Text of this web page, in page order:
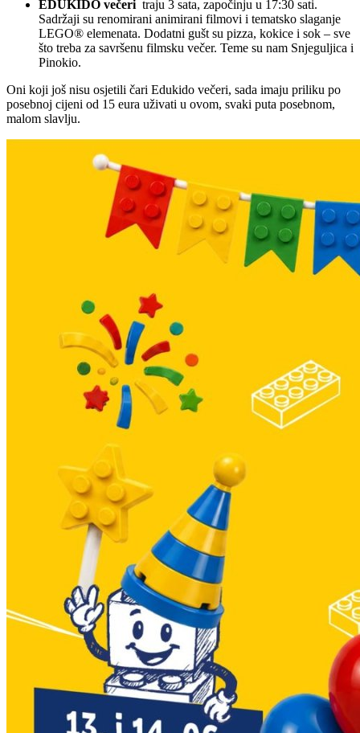
EDUKIDO večeri traju 3 sata, započinju u 17:30 sati.
Sadržaji su renomirani animirani filmovi i tematsko slaganje
LEGO® elemenata. Dodatni gušt su pizza, kokice i sok – sve
što treba za savršenu filmsku večer. Teme su nam Snjeguljica i
Pinokio.
Oni koji još nisu osjetili čari Edukido večeri, sada imaju priliku po
posebnoj cijeni od 15 eura uživati u ovom, svaki puta posebnom,
malom slavlju.